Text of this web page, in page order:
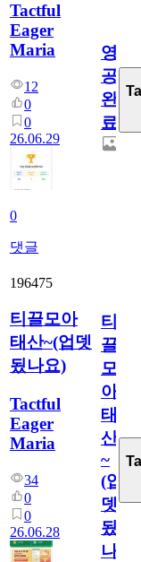
Tactful
Eager
Maria
12
0
0
26.06.29
0
댓글
영
공
완
료
196475
티끌모아
태산~(업뎃
됬나요)
Tactful
Eager
Maria
34
0
0
26.06.28
티
끌
모
아
태
산
~
(업
뎃
됬
나